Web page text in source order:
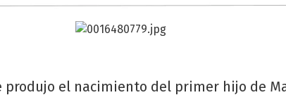
produjo el nacimiento del primer hijo de